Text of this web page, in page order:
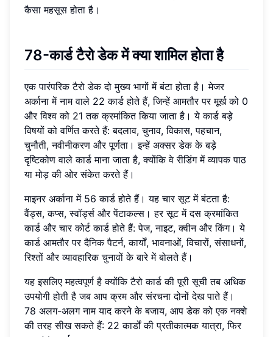
कैसा महसूस होता है।
78-कार्ड टैरो डेक में क्या शामिल होता है
एक पारंपरिक टैरो डेक दो मुख्य भागों में बंटा होता है। मेजर
अर्काना में नाम वाले 22 कार्ड होते हैं, जिन्हें आमतौर पर मूर्ख को 0
और विश्व को 21 तक क्रमांकित किया जाता है। ये कार्ड बड़े
विषयों को वर्णित करते हैं: बदलाव, चुनाव, विकास, पहचान,
चुनौती, नवीनीकरण और पूर्णता। इन्हें अक्सर डेक के बड़े
दृष्टिकोण वाले कार्ड माना जाता है, क्योंकि वे रीडिंग में व्यापक पाठ
या मोड़ की ओर संकेत करते हैं।
माइनर अर्काना में 56 कार्ड होते हैं। यह चार सूट में बंटता है:
वैंड्स, कप्स, स्वॉर्ड्स और पेंटाकल्स। हर सूट में दस क्रमांकित
कार्ड और चार कोर्ट कार्ड होते हैं: पेज, नाइट, क्वीन और किंग। ये
कार्ड आमतौर पर दैनिक पैटर्न, कार्यों, भावनाओं, विचारों, संसाधनों,
रिश्तों और व्यावहारिक चुनावों के बारे में बोलते हैं।
यह इसलिए महत्वपूर्ण है क्योंकि टैरो कार्ड की पूरी सूची तब अधिक
उपयोगी होती है जब आप क्रम और संरचना दोनों देख पाते हैं।
78 अलग-अलग नाम याद करने के बजाय, आप डेक को एक नक्शे
की तरह सीख सकते हैं: 22 कार्डों की प्रतीकात्मक यात्रा, फिर